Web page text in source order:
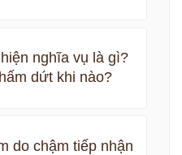
nghĩa vụ là gì?
dứt khi nào?
do chậm tiếp nhận